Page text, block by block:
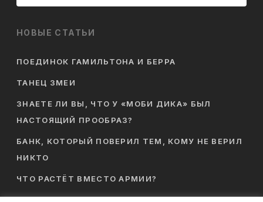
НОВЫЕ СТАТЬИ
ПОЕДИНОК ГАМИЛЬТОНА И БЕРРА
ТАНЕЦ ЗМЕИ
ЗНАЕТЕ ЛИ ВЫ, ЧТО У «МОБИ ДИКА» БЫЛ
НАСТОЯЩИЙ ПРООБРАЗ?
БАНК, КОТОРЫЙ ПОВЕРИЛ ТЕМ, КОМУ НЕ ВЕРИЛ
НИКТО
ЧТО РАСТЁТ ВМЕСТО АРМИИ?